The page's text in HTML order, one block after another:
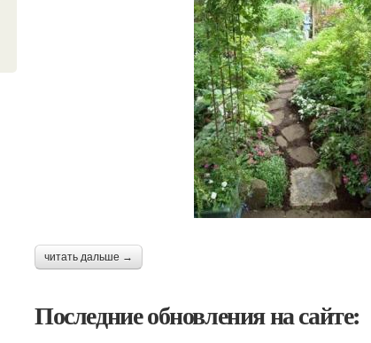
читать дальше →
Последние обновления на сайте: